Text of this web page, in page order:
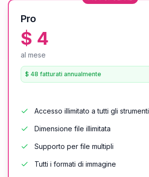
Pro
$ 4
al mese
$ 48 fatturati annualmente
Accesso illimitato a tutti gli strumenti
Dimensione file illimitata
Supporto per file multipli
Tutti i formati di immagine